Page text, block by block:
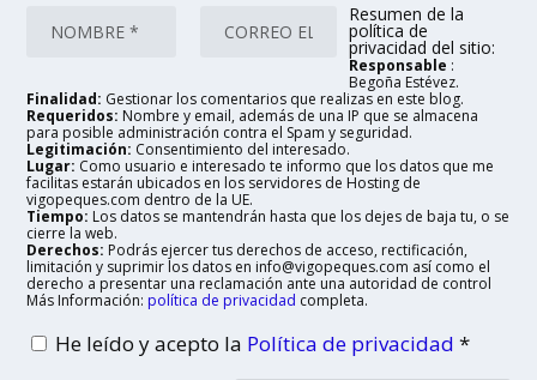
Resumen de la
política de
privacidad del sitio:
Responsable :
Begoña Estévez.
Finalidad: Gestionar los comentarios que realizas en este blog.
Requeridos: Nombre y email, además de una IP que se almacena
para posible administración contra el Spam y seguridad.
Legitimación: Consentimiento del interesado.
Lugar: Como usuario e interesado te informo que los datos que me
facilitas estarán ubicados en los servidores de Hosting de
vigopeques.com dentro de la UE.
Tiempo: Los datos se mantendrán hasta que los dejes de baja tu, o se
cierre la web.
Derechos: Podrás ejercer tus derechos de acceso, rectificación,
limitación y suprimir los datos en info@vigopeques.com así como el
derecho a presentar una reclamación ante una autoridad de control
Más Información: política de privacidad completa.
He leído y acepto la Política de privacidad*